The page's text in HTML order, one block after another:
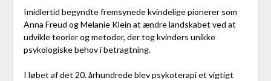
Imidlertid begyndte fremsynede kvindelige pionerer som
Anna Freud og Melanie Klein at ændre landskabet ved at
udvikle teorier og metoder, der tog kvinders unikke
psykologiske behov i betragtning.
I løbet af det 20. århundrede blev psykoterapi et vigtigt